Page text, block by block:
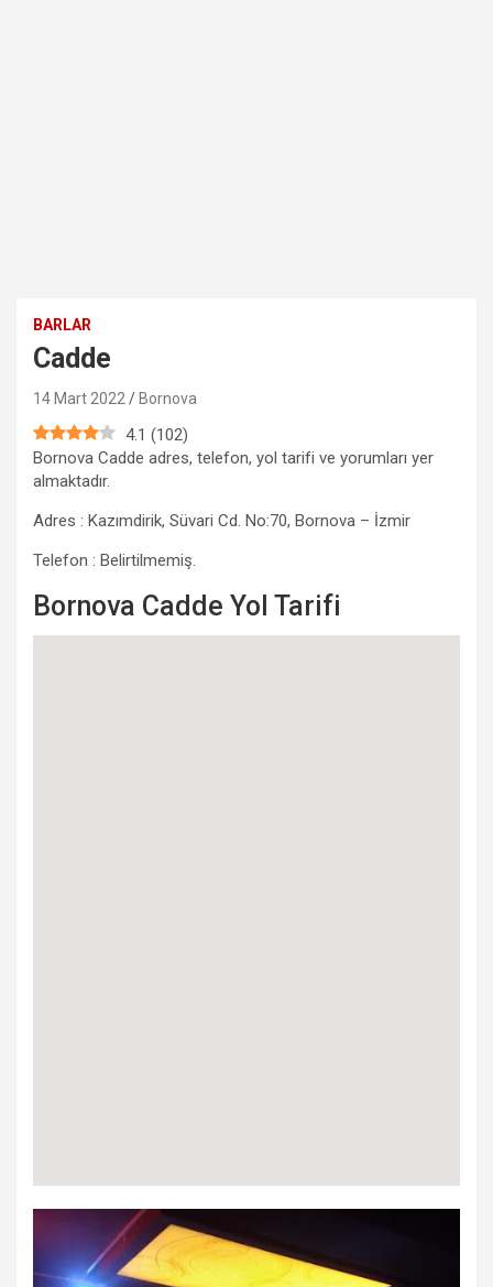
BARLAR
Cadde
14 Mart 2022 Bornova
4.1 (102)
Bornova Cadde adres, telefon, yol tarifi ve yorumları yer
almaktadır.
Adres : Kazımdirik, Süvari Cd. No:70, Bornova – İzmir
Telefon : Belirtilmemiş.
Bornova Cadde Yol Tarifi